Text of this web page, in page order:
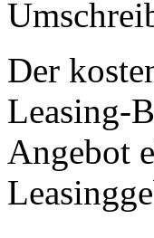
Der
Leasing-
Angebot